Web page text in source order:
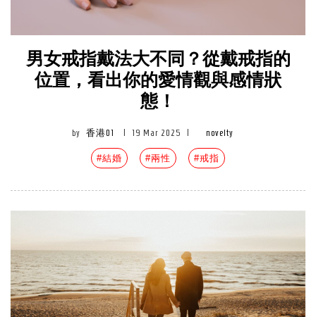
男女戒指戴法大不同？從戴戒指的
位置，看出你的愛情觀與感情狀
態！
by 香港01 19 Mar 2025 novelty
#結婚 #兩性 #戒指